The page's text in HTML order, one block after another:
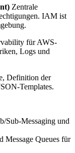
Zentrale
IAM ist
für AWS-
Logs und
Definition der
Templates.
Sub-Messaging und
Message Queues für